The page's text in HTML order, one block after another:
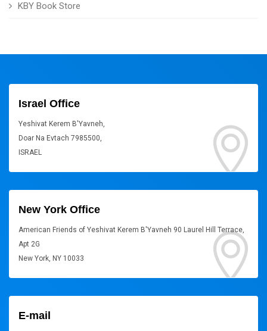
KBY Book Store
Israel Office
Yeshivat Kerem B'Yavneh,
Doar Na Evtach 7985500,
ISRAEL
New York Office
American Friends of Yeshivat Kerem B'Yavneh 90 Laurel Hill Terrace,
Apt 2G
New York, NY 10033
E-mail